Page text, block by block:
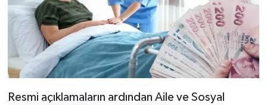
Resmi açıklamaların ardından Aile ve Sosyal